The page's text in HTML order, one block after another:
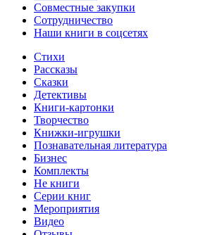
Совместные закупки
Сотрудничество
Наши книги в соцсетях
Стихи
Рассказы
Сказки
Детективы
Книги-картонки
Творчество
Книжки-игрушки
Познавательная литература
Бизнес
Комплекты
Не книги
Серии книг
Мероприятия
Видео